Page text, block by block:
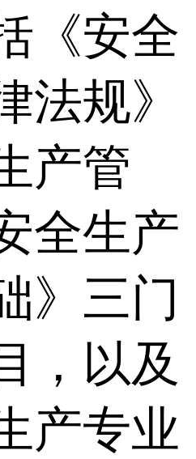
《安全
法规》
产管
全生产
》三门
，以及
产专业